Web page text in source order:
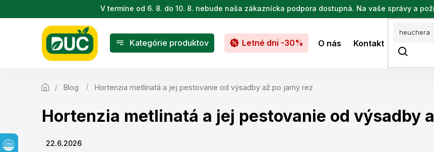
na
V termíne od 6. 8. do 10. 8. nebude naša zákaznícka podpora dostupná. Na vaše správy a
Kategórie produktov Letné dni -30% O nás Kontakt
Blog Hortenzia metlinatá a jej pestovanie od výsadby až po jarný rez
Hortenzia metlinatá a jej pestovanie od výsadby
22.6.2026